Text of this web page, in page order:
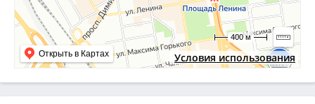
Условия использования
Открыть в Картах
400 м